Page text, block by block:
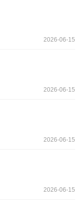
2026-06-15
2026-06-15
2026-06-15
2026-06-15